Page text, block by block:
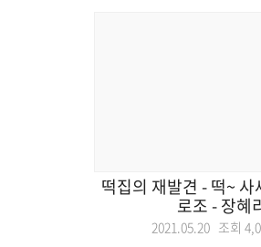
떡집의 재발견 - 떡~
로조 - 장혜
2021.05.20 조회